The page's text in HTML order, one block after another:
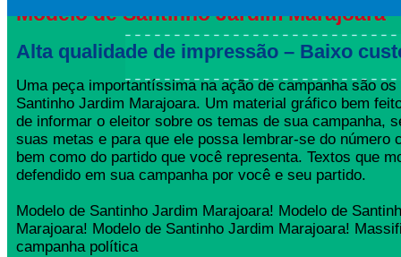
Modelo de Santinho Jardim Marajoara
Alta qualidade de impressão – Baixo
Uma peça importantíssima na ação de campanha são os
Santinho Jardim Marajoara. Um material gráfico bem
de informar o eleitor sobre os temas de sua campanha,
suas metas e para que ele possa lembrar-se do número
bem como do partido que você representa. Textos que
defendido em sua campanha por você e seu partido.
Modelo de Santinho Jardim Marajoara! Modelo de
Marajoara! Modelo de Santinho Jardim Marajoara!
campanha política